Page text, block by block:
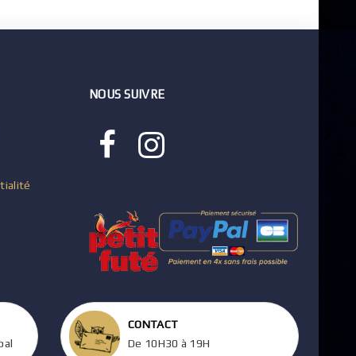
NOUS SUIVRE
CONTACT
De 10H30 à 19H